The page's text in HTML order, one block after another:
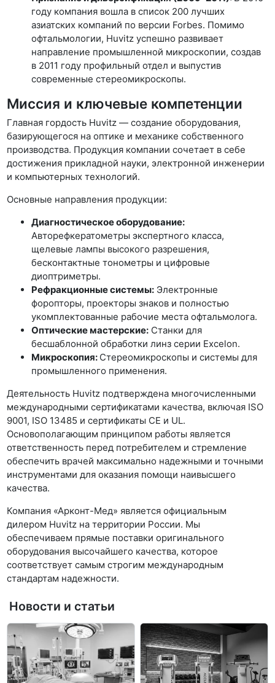
году компания вошла в список 200 лучших
азиатских компаний по версии Forbes. Помимо
офтальмологии, Huvitz успешно развивает
направление промышленной микроскопии, создав
в 2011 году профильный отдел и выпустив
современные стереомикроскопы.
Миссия и ключевые компетенции
Главная гордость Huvitz — создание оборудования,
базирующегося на оптике и механике собственного
производства. Продукция компании сочетает в себе
достижения прикладной науки, электронной инженерии
и компьютерных технологий.
Основные направления продукции:
Диагностическое оборудование:
Авторефкератометры экспертного класса,
щелевые лампы высокого разрешения,
бесконтактные тонометры и цифровые
диоптриметры.
Рефракционные системы: Электронные
форопторы, проекторы знаков и полностью
укомплектованные рабочие места офтальмолога.
Оптические мастерские: Станки для
бесшаблонной обработки линз серии Excelon.
Микроскопия: Стереомикроскопы и системы для
промышленного применения.
Деятельность Huvitz подтверждена многочисленными
международными сертификатами качества, включая ISO
9001, ISO 13485 и сертификаты CE и UL.
Основополагающим принципом работы является
ответственность перед потребителем и стремление
обеспечить врачей максимально надежными и точными
инструментами для оказания помощи наивысшего
качества.
Компания «Арконт-Мед» является официальным
дилером Huvitz на территории России. Мы
обеспечиваем прямые поставки оригинального
оборудования высочайшего качества, которое
соответствует самым строгим международным
стандартам надежности.
Новости и статьи